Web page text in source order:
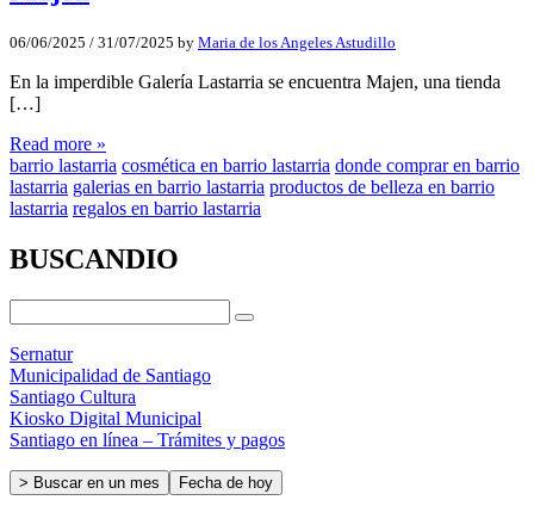
06/06/2025 / 31/07/2025 by Maria de los Angeles Astudillo
En la imperdible Galería Lastarria se encuentra Majen, una tienda
[…]
Read more »
barrio lastarria cosmética en barrio lastarria donde comprar en barrio
lastarria galerias en barrio lastarria productos de belleza en barrio
lastarria regalos en barrio lastarria
BUSCANDIO
Sernatur
Municipalidad de Santiago
Santiago Cultura
Kiosko Digital Municipal
Santiago en línea – Trámites y pagos
> Buscar en un mes Fecha de hoy